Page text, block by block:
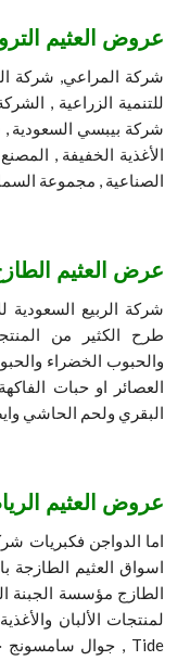
عروض العثيم
شركة المراعي, شركة
للتنمية الزراعية ,
شركة بيبسي السعودية ,
الأغذية الخفيفة ,
الصناعية , مجموعة
عرض العثيم
شركة الربيع
طرح الكثير من
والحبوب الخضراء
العصائر او حبات
البقري ولحم الحاشي
عروض العثيم
اما الدواجن فكبريات
اسواق العثيم الطازجة
الطازج مؤسسة الجبنة
لمنتجات الألبان